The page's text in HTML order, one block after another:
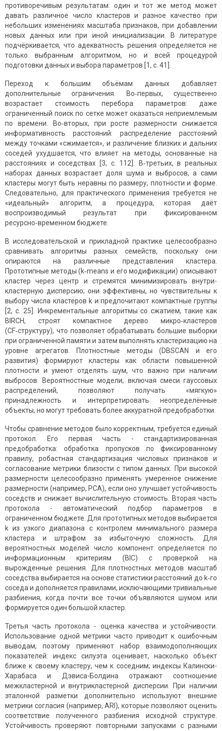
противоречивым результатам: один и тот же метод может
давать различное число кластеров и разное качество при
небольших изменениях масштаба признаков, при добавлении
новых данных или при иной инициализации. В литературе
подчёркивается, что адекватность решения определяется не
только выбранным алгоритмом, но и всей процедурой
подготовки данных и выбора параметров [1, с. 41].
Переход к большим объёмам данных добавляет
дополнительные ограничения. Во‑первых, существенно
возрастает стоимость перебора параметров: даже
ограниченный поиск по сетке может оказаться неприемлемым
по времени. Во‑вторых, при росте размерности снижается
информативность расстояний: распределение расстояний
между точками «сжимается», и различение близких и дальних
соседей ухудшается, что влияет на методы, основанные на
расстояниях и соседствах [3, с. 112]. В‑третьих, в реальных
наборах данных возрастает доля шума и выбросов, а сами
кластеры могут быть неравны по размеру, плотности и форме.
Следовательно, для практического применения требуется не
«идеальный» алгоритм, а процедура, которая даёт
воспроизводимый результат при фиксированном
ресурсно‑временном бюджете.
В исследовательской и прикладной практике целесообразно
сравнивать алгоритмы разных семейств, поскольку они
опираются на различные представления кластера.
Прототипные методы (k‑means и его модификации) описывают
кластер через центр и стремятся минимизировать внутри-
кластерную дисперсию; они эффективны, но чувствительны к
выбору числа кластеров k и предпочитают компактные группы
[2, с. 25]. Инкрементальные алгоритмы со сжатием, такие как
BIRCH, строят компактное дерево микро‑кластеров
(CF‑структуру), что позволяет обрабатывать большие выборки
при ограниченной памяти и затем выполнять кластеризацию на
уровне агрегатов. Плотностные методы (DBSCAN и его
развития) формируют кластеры как области повышенной
плотности и умеют отделять шум, что важно при наличии
выбросов. Вероятностные модели, включая смеси гауссовых
распределений, позволяют получать «мягкую»
принадлежность и интерпретировать неопределённые
объекты, но могут требовать более аккуратной предобработки.
Чтобы сравнение методов было корректным, требуется единый
протокол. Его первая часть - стандартизированная
предобработка: обработка пропусков по фиксированному
правилу, робастная стандартизация числовых признаков и
согласование метрики близости с типом данных. При высокой
размерности целесообразно применять умеренное снижение
размерности (например, PCA), если оно улучшает устойчивость
соседств и снижает вычислительную стоимость. Вторая часть
протокола - автоматический подбор параметров в
ограниченном бюджете. Для прототипных методов выбирается
k из узкого диапазона с контролем минимального размера
кластера и штрафом за избыточную сложность. Для
вероятностных моделей число компонент определяется по
информационным критериям (BIC) с проверкой на
вырожденные решения. Для плотностных методов масштаб
соседства выбирается на основе статистики расстояний до k‑го
соседа и дополняется правилами, исключающими тривиальные
разбиения, когда почти все точки объявляются шумом или
формируется один большой кластер.
Третья часть протокола - оценка качества и устойчивости.
Использование одной метрики часто приводит к ошибочным
выводам, поэтому применяют набор взаимодополняющих
показателей: индекс силуэта оценивает, насколько объект
ближе к своему кластеру, чем к соседним; индексы Калински-
Харабаса и Дэвиса-Болдина отражают соотношение
межкластерной и внутрикластерной дисперсии. При наличии
эталонной разметки дополнительно используют внешние
метрики согласия (например, ARI), которые позволяют оценить
соответствие полученного разбиения исходной структуре.
Устойчивость проверяют повторными запусками с разными